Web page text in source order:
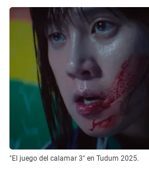
"El juego del calamar 3" en Tudum 2025.